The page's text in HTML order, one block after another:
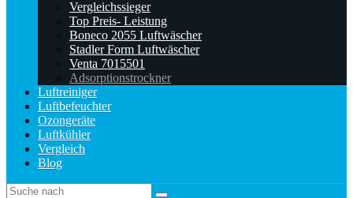
Vergleichssieger
Top Preis- Leistung
Boneco 2055 Luftwäscher
Stadler Form Luftwäscher
Venta 7015501
Adsorptionstrockner
Luftreiniger
Luftbefeuchter
Ozongeräte
Luftkühler
Vergleich
Blog